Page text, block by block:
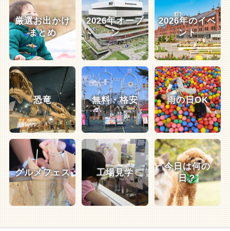
厳選お出かけ
まとめ
2026年オープ
ン
2026年のイベ
ント
恐竜 無料・格安 雨の日OK
グルメフェス 工場見学
今日は何の
日？